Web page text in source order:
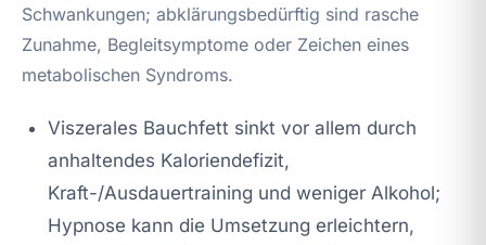
Schwankungen; abklärungsbedürftig sind rasche
Zunahme, Begleitsymptome oder Zeichen eines
metabolischen Syndroms.
Viszerales Bauchfett sinkt vor allem durch
anhaltendes Kaloriendefizit,
Kraft-/Ausdauertraining und weniger Alkohol;
Hypnose kann die Umsetzung erleichtern,